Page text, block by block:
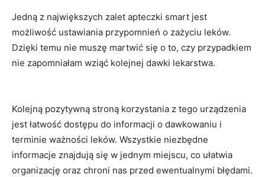
Jedną​ z największych zalet apteczki‌ smart jest
możliwość ​ustawiania przypomnień​ o ​zażyciu ⁣leków.
Dzięki temu​ nie muszę martwić się⁢ o to, czy przypadkiem
nie zapomniałam wziąć kolejnej dawki lekarstwa.
Kolejną⁤ pozytywną⁢ stroną⁤ korzystania z ‌tego urządzenia⁣
jest łatwość dostępu do informacji ⁣o dawkowaniu ​i
terminie ważności leków. Wszystkie niezbędne
informacje ⁢znajdują się​ w jednym⁢ miejscu, co ułatwia
organizację oraz chroni nas przed ewentualnymi błędami.